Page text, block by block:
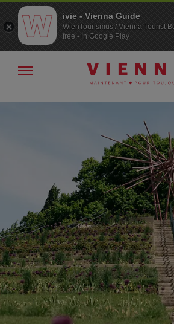
Navigation
Contenu
Afficher
la
ivie - Vienna Guide
WienTourismus / Vienna Tourist
free - In Google Play